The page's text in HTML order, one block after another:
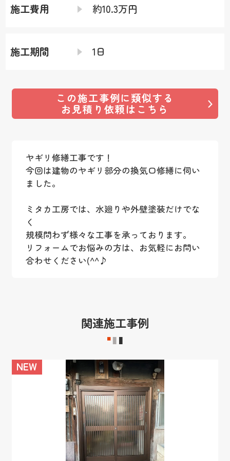
施工費用 約10.3万円
施工期間 1日
この施工事例に類似する
お見積り依頼はこちら
ヤギリ修繕工事です！
今回は建物のヤギリ部分の換気口修繕に伺い
ました。
ミタカ工房では、水廻りや外壁塗装だけでな
く
規模問わず様々な工事を承っております。
リフォームでお悩みの方は、お気軽にお問い
合わせください(^^♪
関連施工事例
NEW